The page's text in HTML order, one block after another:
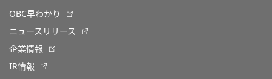
OBC早わかり
ニュースリリース
企業情報
IR情報